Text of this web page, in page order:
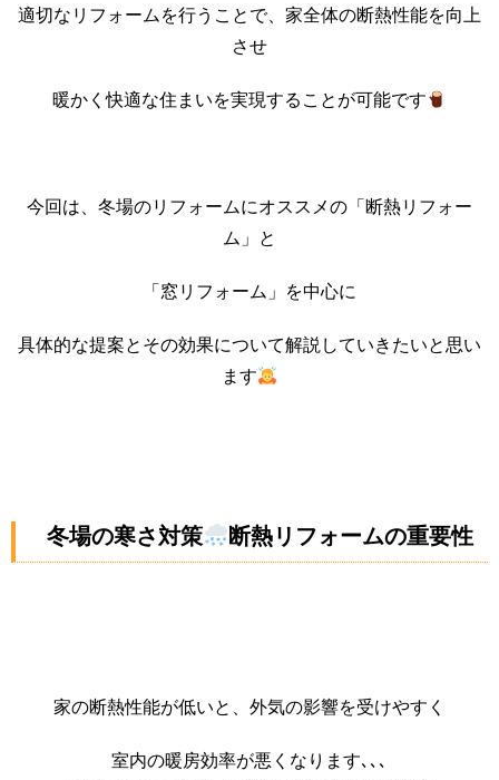
適切なリフォームを行うことで、家全体の断熱性能を向上
させ
暖かく快適な住まいを実現することが可能です
今回は、冬場のリフォームにオススメの「断熱リフォー
ム」と
「窓リフォーム」を中心に
具体的な提案とその効果について解説していきたいと思い
ます
冬場の寒さ対策 断熱リフォームの重要性
家の断熱性能が低いと、外気の影響を受けやすく
室内の暖房効率が悪くなります､､､